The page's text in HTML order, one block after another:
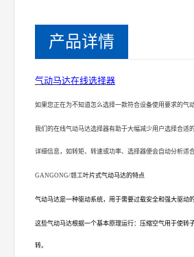
产品详情
气动马达在线选择器
如果您正在为不知道怎么选择一款符合设备使用要求的气
我们的在线气动马达选择器有助于大幅减少用户选择合适
详细信息，如转矩、转速或功率、选择器便会自动分析适
GANGONG/赣工叶片式气动马达的特点
气动马达是一种驱动系统，用于需要过载安全和强大驱动
这些气动马达根据一个基本原理运行：压缩空气用于使转
转。